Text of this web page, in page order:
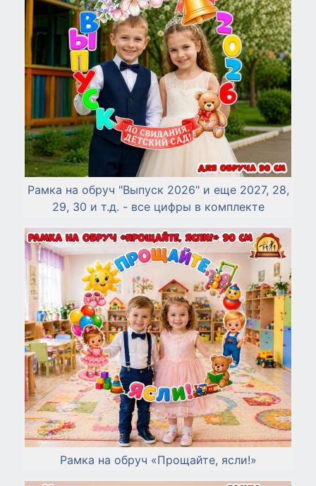
Рамка на обруч "Выпуск 2026" и еще 2027, 28,
29, 30 и т.д. - все цифры в комплекте
Рамка на обруч «Прощайте, ясли!»